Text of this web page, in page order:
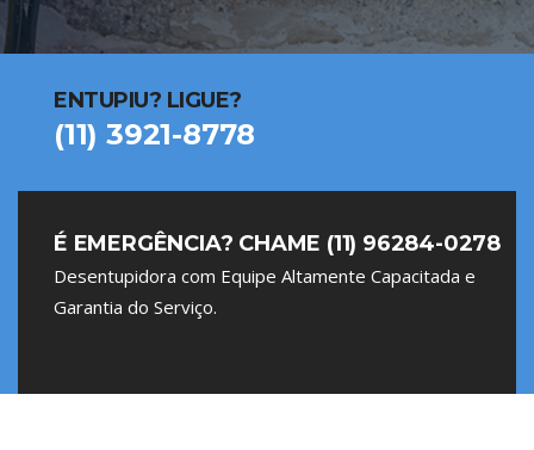
ENTUPIU? LIGUE?
(11) 3921-8778
É EMERGÊNCIA? CHAME (11) 96284-0278
Desentupidora com Equipe Altamente Capacitada e
Garantia do Serviço.